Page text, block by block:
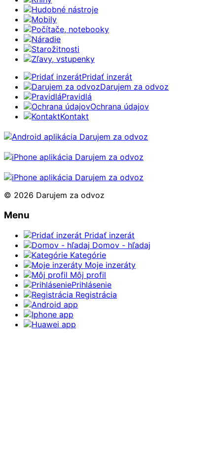
Hudobné nástroje
Mobily
Počítače, notebooky
Náradie
Starožitnosti
Zľavy, vstupenky
Pridať inzerát
Darujem za odvoz
Pravidlá
Ochrana údajov
Kontakt
© 2026 Darujem za odvoz
Menu
Pridať inzerát
Domov - hľadaj
Kategórie
Moje inzeráty
Môj profil
Prihlásenie
Registrácia